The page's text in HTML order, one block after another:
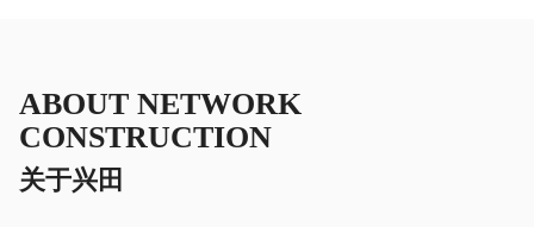
ABOUT NETWORK
CONSTRUCTION
关于兴田